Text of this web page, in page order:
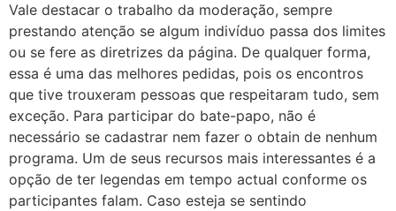
Vale destacar o trabalho da moderação, sempre
prestando atenção se algum indivíduo passa dos limites
ou se fere as diretrizes da página. De qualquer forma,
essa é uma das melhores pedidas, pois os encontros
que tive trouxeram pessoas que respeitaram tudo, sem
exceção. Para participar do bate-papo, não é
necessário se cadastrar nem fazer o obtain de nenhum
programa. Um de seus recursos mais interessantes é a
opção de ter legendas em tempo actual conforme os
participantes falam. Caso esteja se sentindo